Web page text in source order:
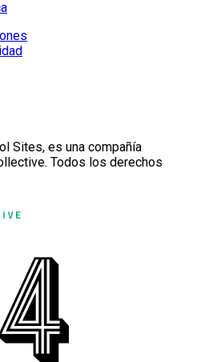
Sites, es una compañía
Todos los derechos